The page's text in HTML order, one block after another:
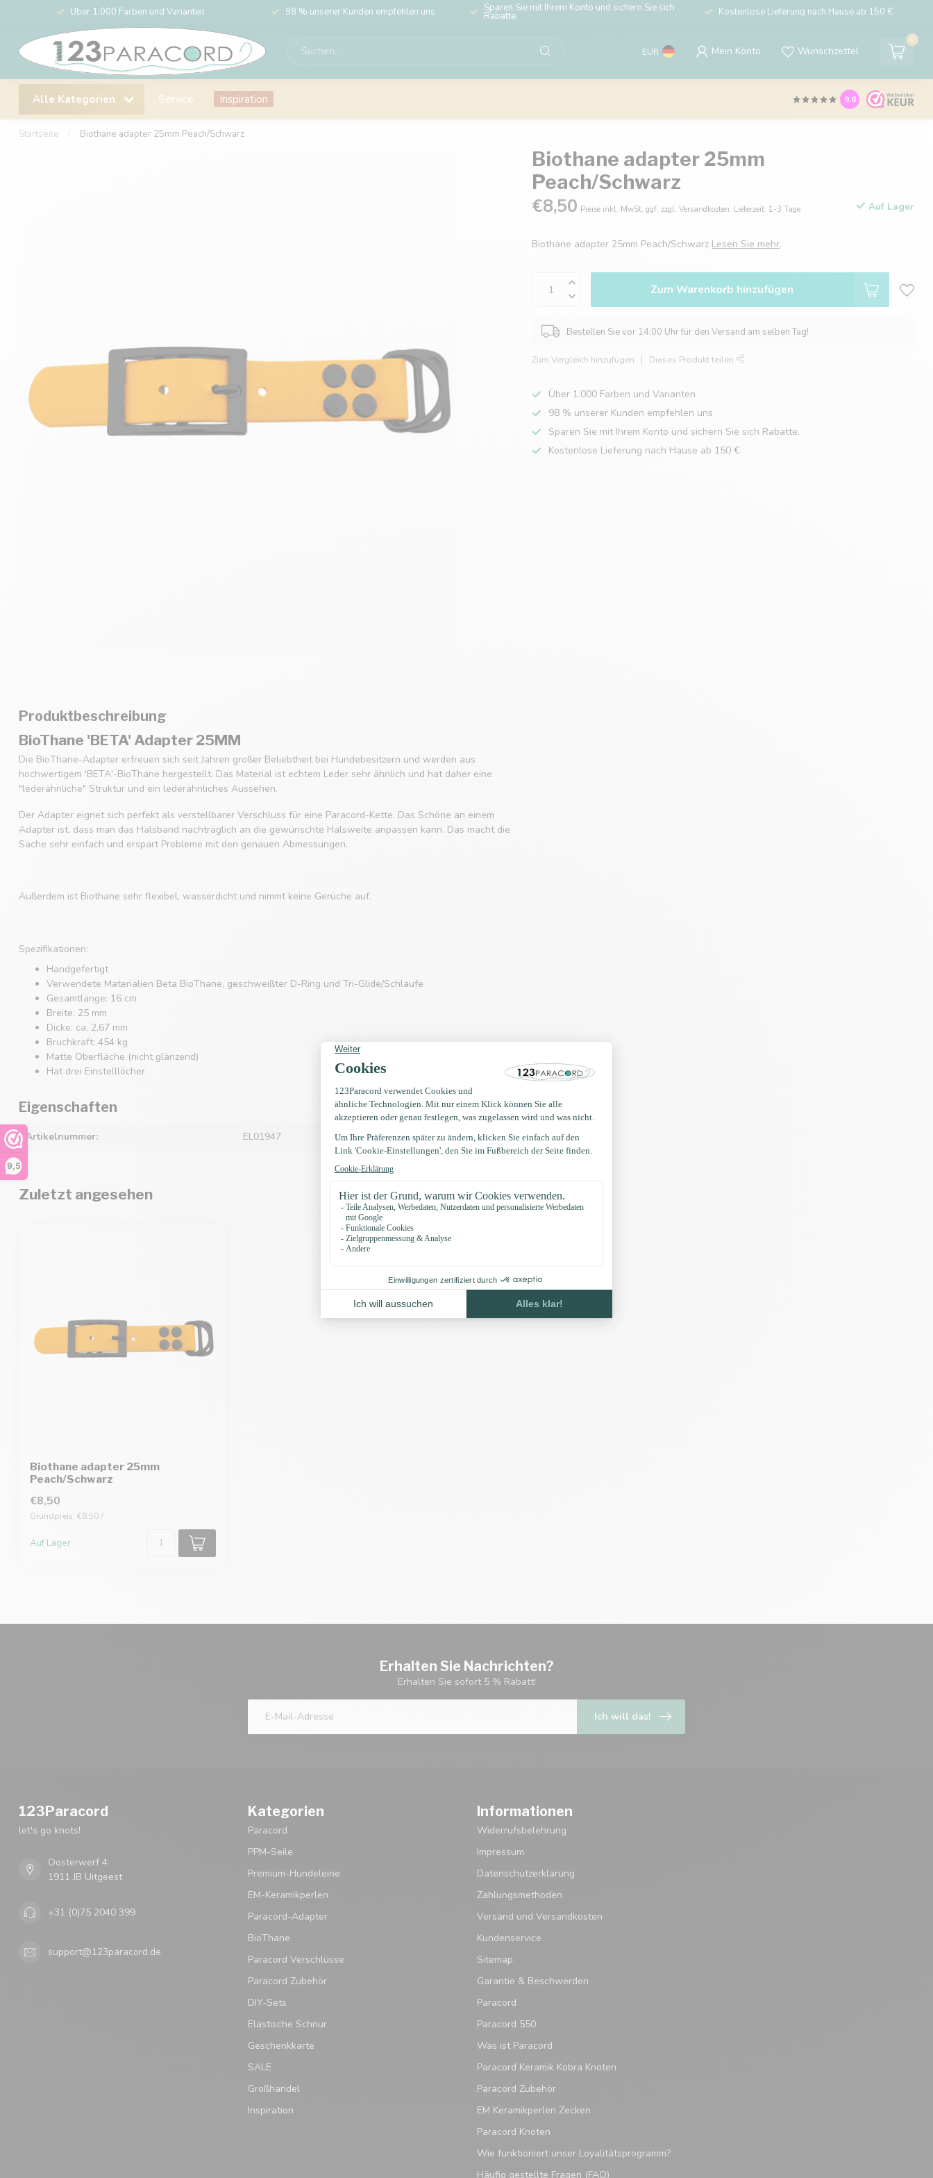
9,5
Über 1.000 Farben und Varianten 98 % unserer Kunden empfehlen uns Sparen Sie mit Ihrem Konto und sichern Sie sich
Rabatte. Kostenlose Lieferung nach Hause ab 150 €
EUR Mein Konto Wunschzettel
0
Alle Kategorien Service Inspiration 9.6
Startseite Biothane adapter 25mm Peach/Schwarz
Biothane adapter 25mm
Peach/Schwarz
€8,50 Preise inkl. MwSt. ggf. zzgl. Versandkosten. Lieferzeit: 1-3 Tage Auf Lager
Biothane adapter 25mm Peach/Schwarz Lesen Sie mehr.
Zum Warenkorb hinzufügen
Bestellen Sie vor 14:00 Uhr für den Versand am selben Tag!
Zum Vergleich hinzufügen Dieses Produkt teilen
Über 1.000 Farben und Varianten
98 % unserer Kunden empfehlen uns
Sparen Sie mit Ihrem Konto und sichern Sie sich Rabatte.
Kostenlose Lieferung nach Hause ab 150 €
Produktbeschreibung
BioThane 'BETA' Adapter 25MM
Die BioThane-Adapter erfreuen sich seit Jahren großer Beliebtheit bei Hundebesitzern und werden aus
hochwertigem 'BETA'-BioThane hergestellt. Das Material ist echtem Leder sehr ähnlich und hat daher eine
"lederähnliche" Struktur und ein lederähnliches Aussehen.
Der Adapter eignet sich perfekt als verstellbarer Verschluss für eine Paracord-Kette. Das Schöne an einem
Adapter ist, dass man das Halsband nachträglich an die gewünschte Halsweite anpassen kann. Das macht die
Sache sehr einfach und erspart Probleme mit den genauen Abmessungen.
Außerdem ist Biothane sehr flexibel, wasserdicht und nimmt keine Gerüche auf.
Spezifikationen:
Handgefertigt
Verwendete Materialien Beta BioThane, geschweißter D-Ring und Tri-Glide/Schlaufe
Gesamtlänge: 16 cm
Breite: 25 mm
Dicke: ca. 2,67 mm
Bruchkraft: 454 kg
Matte Oberfläche (nicht glänzend)
Hat drei Einstelllöcher
Eigenschaften
Artikelnummer: EL01947
Zuletzt angesehen
Biothane adapter 25mm
Peach/Schwarz
€8,50
Grundpreis: €8,50 /
Auf Lager
Erhalten Sie Nachrichten?
Erhalten Sie sofort 5 % Rabatt!
Ich will das!
123Paracord
let's go knots!
Oosterwerf 4
1911 JB Uitgeest
+31 (0)75 2040 399
support@123paracord.de
Kategorien
Paracord
PPM-Seile
Premium-Hundeleine
EM-Keramikperlen
Paracord-Adapter
BioThane
Paracord Verschlüsse
Paracord Zubehör
DIY-Sets
Elastische Schnur
Geschenkkarte
SALE
Großhandel
Inspiration
Informationen
Widerrufsbelehrung
Impressum
Datenschutzerklärung
Zahlungsmethoden
Versand und Versandkosten
Kundenservice
Sitemap
Garantie & Beschwerden
Paracord
Paracord 550
Was ist Paracord
Paracord Keramik Kobra Knoten
Paracord Zubehör
EM Keramikperlen Zecken
Paracord Knoten
Wie funktioniert unser Loyalitätsprogramm?
Häufig gestellte Fragen (FAQ)